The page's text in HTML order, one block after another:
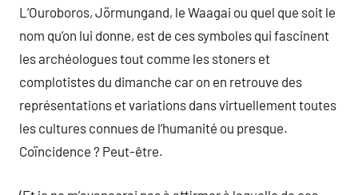
L’Ouroboros, Jörmungand, le Waagai ou quel que soit le
nom qu’on lui donne, est de ces symboles qui fascinent
les archéologues tout comme les stoners et
complotistes du dimanche car on en retrouve des
représentations et variations dans virtuellement toutes
les cultures connues de l’humanité ou presque.
Coïncidence ? Peut-être.